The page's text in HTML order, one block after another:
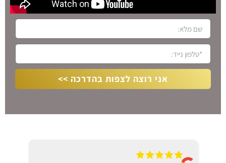
אני רוצה לצפות בהדרכה >>